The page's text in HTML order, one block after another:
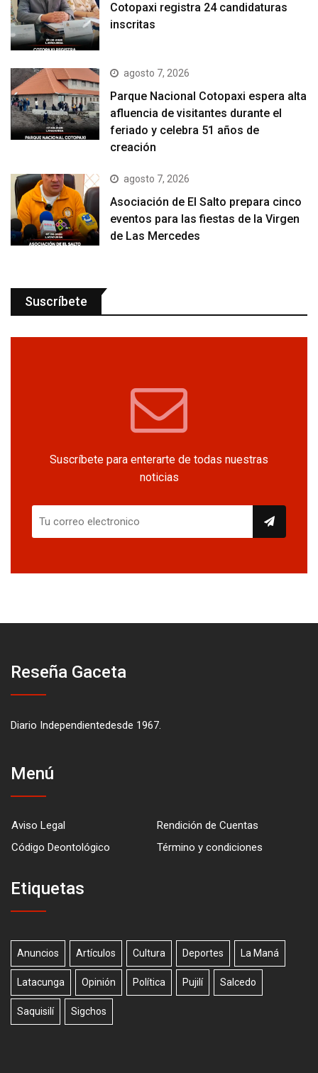
Cotopaxi registra 24 candidaturas
inscritas
agosto 7, 2026
Parque Nacional Cotopaxi espera alta
afluencia de visitantes durante el
feriado y celebra 51 años de
creación
agosto 7, 2026
Asociación de El Salto prepara cinco
eventos para las fiestas de la Virgen
de Las Mercedes
Suscríbete
Suscríbete para enterarte de todas nuestras
noticias
Reseña Gaceta
Diario Independientedesde 1967.
Menú
Aviso Legal
Rendición de Cuentas
Código Deontológico
Término y condiciones
Etiquetas
Anuncios Artículos Cultura Deportes La Maná
Latacunga Opinión Política Pujilí Salcedo
Saquisilí Sigchos